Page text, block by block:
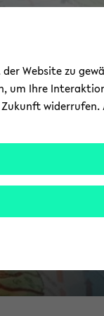
Website zu
um Ihre
widerrufen.